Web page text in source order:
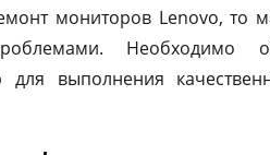
мониторов Lenovo, то
Необходимо
выполнения